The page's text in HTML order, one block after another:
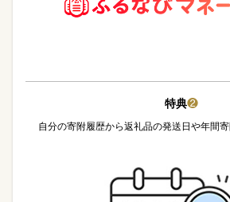
特典❷
自分の寄附履歴から返礼品の発送日や年間寄